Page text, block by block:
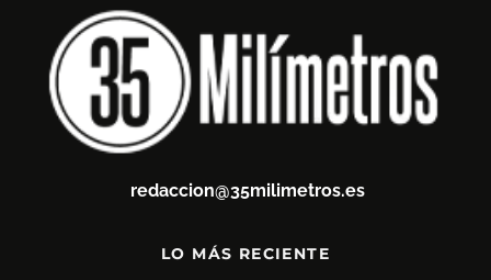
redaccion@35milimetros.es
LO MÁS RECIENTE